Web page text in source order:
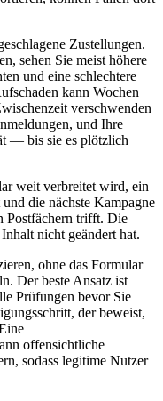
Zustellungen.
sehen Sie meist höhere
und eine schlechtere
kann Wochen
verschwenden
und Ihre
— bis sie es plötzlich
weit verbreitet wird, ein
die nächste Kampagne
Postfächern trifft. Die
nicht geändert hat.
ohne das Formular
Der beste Ansatz ist
Prüfungen bevor Sie
der beweist,
offensichtliche
sodass legitime Nutzer